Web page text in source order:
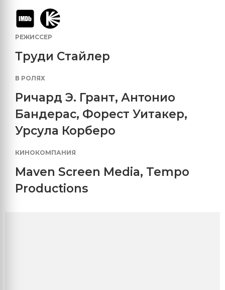
РЕЖИССЕР
Труди Стайлер
В РОЛЯХ
Ричард Э. Грант, Антонио
Бандерас, Форест Уитакер,
Урсула Корберо
КИНОКОМПАНИЯ
Maven Screen Media, Tempo
Productions